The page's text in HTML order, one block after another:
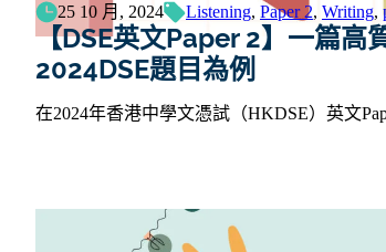
25 10 月, 2024 Listening, Paper 2, Writing,
【DSE英文Paper 2】一篇
2024DSE題目為例
在2024年香港中學文憑試（HKDSE）英文